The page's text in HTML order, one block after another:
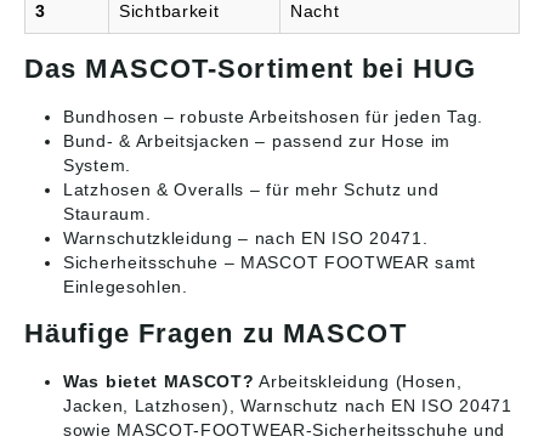
3
Sichtbarkeit
Nacht
Das MASCOT-Sortiment bei HUG
Bundhosen – robuste Arbeitshosen für jeden Tag.
Bund- & Arbeitsjacken – passend zur Hose im
System.
Latzhosen & Overalls – für mehr Schutz und
Stauraum.
Warnschutzkleidung – nach EN ISO 20471.
Sicherheitsschuhe – MASCOT FOOTWEAR samt
Einlegesohlen.
Häufige Fragen zu MASCOT
Was bietet MASCOT? Arbeitskleidung (Hosen,
Jacken, Latzhosen), Warnschutz nach EN ISO 20471
sowie MASCOT-FOOTWEAR-Sicherheitsschuhe und